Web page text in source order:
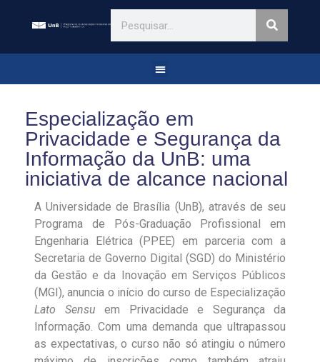
Especialização em
Privacidade e Segurança da
Informação da UnB: uma
iniciativa de alcance nacional
A Universidade de Brasília (UnB), através de seu
Programa de Pós-Graduação Profissional em
Engenharia Elétrica (PPEE) em parceria com a
Secretaria de Governo Digital (SGD) do Ministério
da Gestão e da Inovação em Serviços Públicos
(MGI), anuncia o início do curso de Especialização
Lato Sensu em Privacidade e Segurança da
Informação. Com uma demanda que ultrapassou
as expectativas, o curso não só atingiu o número